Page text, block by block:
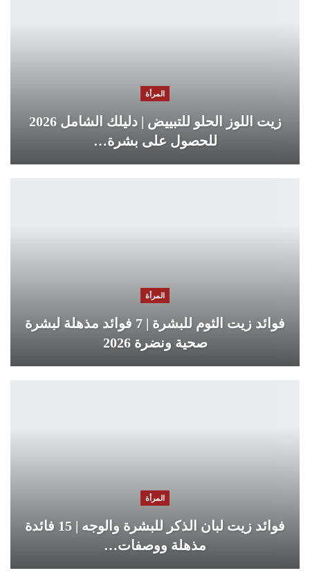
المرأة
زيت اللوز الحلو للتبييض | دليلك الشامل 2026
للحصول على بشرة…
المرأة
فوائد زيت الثوم للبشرة | 7 فوائد مذهلة لبشرة
صحية ونضرة 2026
المرأة
فوائد زيت لبان الذكر للبشرة والوجه | 15 فائدة
مذهلة ووصفات…